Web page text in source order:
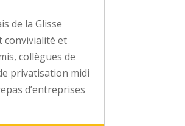
de la Glisse
convivialité et
collègues de
privatisation midi
d’entreprises